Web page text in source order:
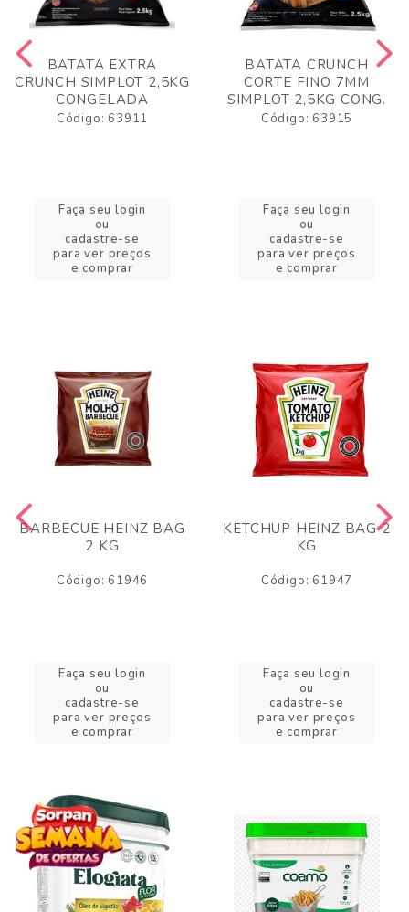
BATATA EXTRA
CRUNCH SIMPLOT 2,5KG
CONGELADA
Código: 63911
Faça seu login
ou
cadastre-se
para ver preços
e comprar
BATATA CRUNCH
CORTE FINO 7MM
SIMPLOT 2,5KG CONG.
Código: 63915
Faça seu login
ou
cadastre-se
para ver preços
e comprar
BARBECUE HEINZ BAG
2 KG
Código: 61946
Faça seu login
ou
cadastre-se
para ver preços
e comprar
KETCHUP HEINZ BAG 2
KG
Código: 61947
Faça seu login
ou
cadastre-se
para ver preços
e comprar